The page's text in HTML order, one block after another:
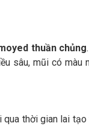
thuần chủng
sâu, mũi có màu
qua thời gian lai